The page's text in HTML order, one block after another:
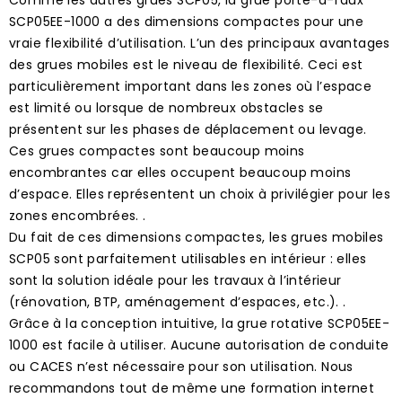
SCP05EE-1000 a des dimensions compactes pour une
vraie flexibilité d’utilisation. L’un des principaux avantages
des grues mobiles est le niveau de flexibilité. Ceci est
particulièrement important dans les zones où l’espace
est limité ou lorsque de nombreux obstacles se
présentent sur les phases de déplacement ou levage.
Ces grues compactes sont beaucoup moins
encombrantes car elles occupent beaucoup moins
d’espace. Elles représentent un choix à privilégier pour les
zones encombrées. .
Du fait de ces dimensions compactes, les grues mobiles
SCP05 sont parfaitement utilisables en intérieur : elles
sont la solution idéale pour les travaux à l’intérieur
(rénovation, BTP, aménagement d’espaces, etc.). .
Grâce à la conception intuitive, la grue rotative SCP05EE-
1000 est facile à utiliser. Aucune autorisation de conduite
ou CACES n’est nécessaire pour son utilisation. Nous
recommandons tout de même une formation internet